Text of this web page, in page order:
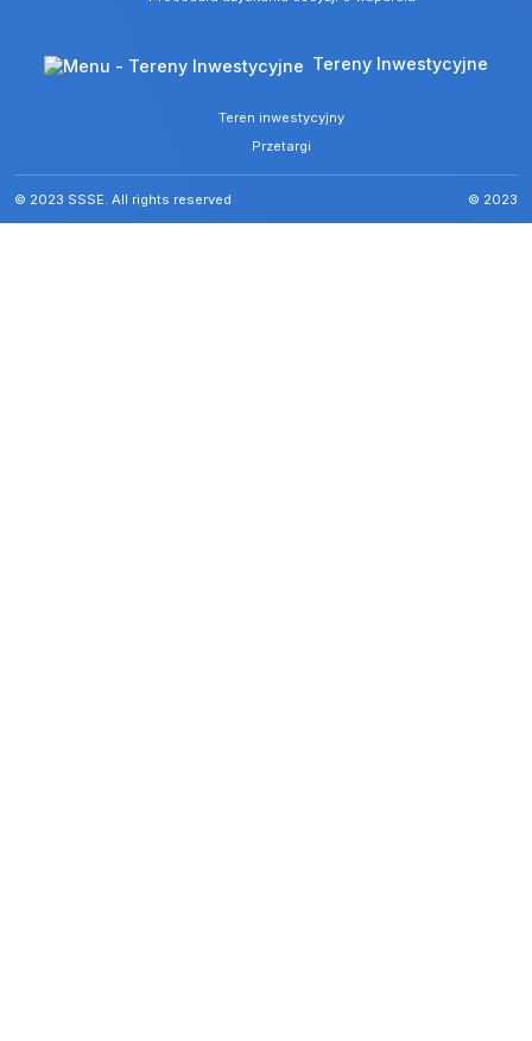
Tereny Inwestycyjne
Teren inwestycyjny
Przetargi
© 2023 SSSE. All rights reserved © 2023